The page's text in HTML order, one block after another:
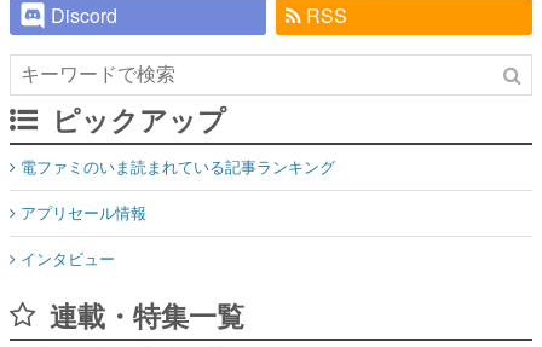
Discord
RSS
ピックアップ
電ファミのいま読まれている記事ランキング
アプリセール情報
インタビュー
連載・特集一覧